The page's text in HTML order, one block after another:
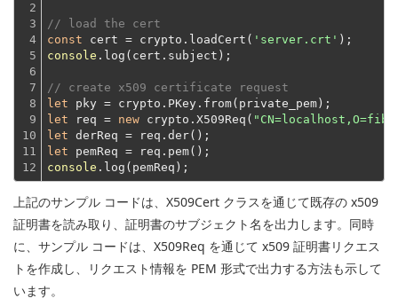
2
3
4
5
6
7
8
9
10
11
12
// load the cert
const cert = crypto.loadCert( 'server.crt'
console .log(cert.subject);
// create x509 certificate request
let
let req = new crypto.X509Req(
let
let
console
上記のサンプル コードは、X509Cert クラスを通じて既存の x509
証明書を読み取り、証明書のサブジェクト名を出力します。同時
に、サンプル コードは、X509Req を通じて x509 証明書リクエス
トを作成し、リクエスト情報を PEM 形式で出力する方法も示して
います。